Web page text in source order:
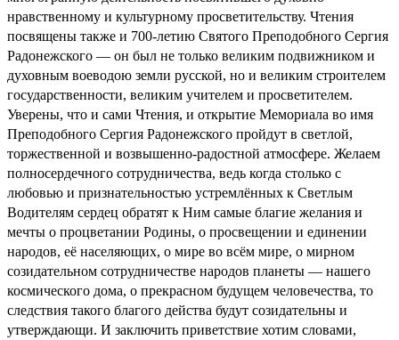
нравственному и культурному просветительству. Чтения
посвящены также и 700-летию Святого Преподобного Сергия
Радонежского — он был не только великим подвижником и
духовным воеводою земли русской, но и великим строителем
государственности, великим учителем и просветителем.
Уверены, что и сами Чтения, и открытие Мемориала во имя
Преподобного Сергия Радонежского пройдут в светлой,
торжественной и возвышенно-радостной атмосфере. Желаем
полносердечного сотрудничества, ведь когда столько с
любовью и признательностью устремлённых к Светлым
Водителям сердец обратят к Ним самые благие желания и
мечты о процветании Родины, о просвещении и единении
народов, её населяющих, о мире во всём мире, о мирном
созидательном сотрудничестве народов планеты — нашего
космического дома, о прекрасном будущем человечества, то
следствия такого благого действа будут созидательны и
утверждающи. И заключить приветствие хотим словами,